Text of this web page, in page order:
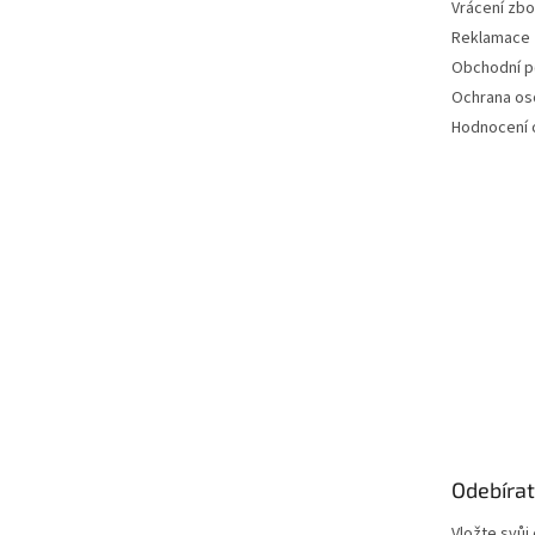
Vrácení
Reklamace
Obchodní
Ochrana
Hodnocení